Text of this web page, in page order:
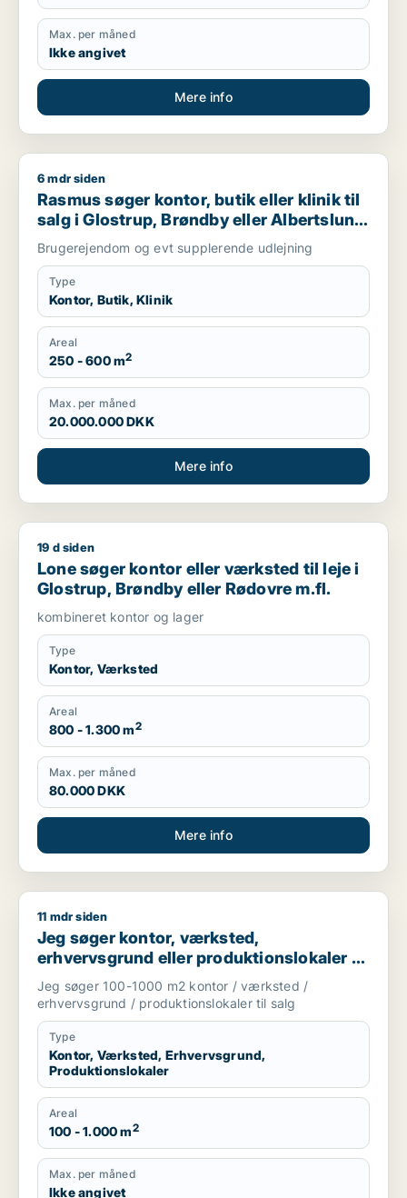
Max. per måned
Ikke angivet
Mere info
Rasmus søger kontor, butik eller klinik til salg i Glostrup,
6 mdr siden
Rasmus søger kontor, butik eller klinik til
salg i Glostrup, Brøndby eller Albertslund
m.fl.
Brugerejendom og evt supplerende udlejning
Type
Kontor, Butik, Klinik
Areal
250 - 600 m2
Max. per måned
20.000.000 DKK
Mere info
Lone søger kontor eller værksted til leje i Glostrup, Brøndby
19 d siden
Lone søger kontor eller værksted til leje i
Glostrup, Brøndby eller Rødovre m.fl.
kombineret kontor og lager
Type
Kontor, Værksted
Areal
800 - 1.300 m2
Max. per måned
80.000 DKK
Mere info
Jeg søger kontor, værksted, erhvervsgrund eller
11 mdr siden
Jeg søger kontor, værksted,
erhvervsgrund eller produktionslokaler til
salg i Storkøbenhavn
Jeg søger 100-1000 m2 kontor / værksted /
erhvervsgrund / produktionslokaler til salg
Type
Kontor, Værksted, Erhvervsgrund,
Produktionslokaler
Areal
100 - 1.000 m2
Max. per måned
Ikke angivet